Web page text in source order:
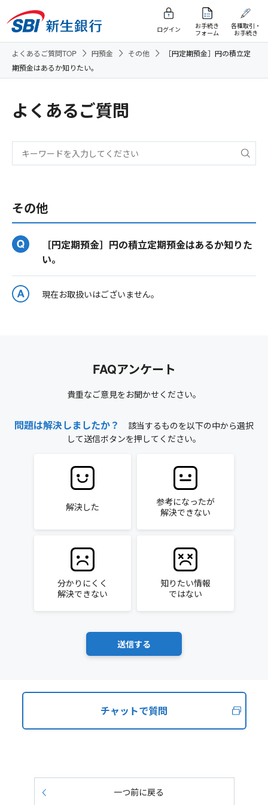
ログイン
お手続き
フォーム
各種取引・
お手続き
よくあるご質問TOP 円預金 その他
［円定期預金］円の積立定
期預金はあるか知りたい。
よくあるご質問
その他
［円定期預金］円の積立定期預金はあるか知りた
い。
現在お取扱いはございません。
FAQアンケート
貴重なご意見をお聞かせください。
問題は解決しましたか？
該当するものを以下の中から選択
して送信ボタンを押してください。
解決した
参考になったが
解決できない
分かりにくく
解決できない
知りたい情報
ではない
チャットで質問
一つ前に戻る